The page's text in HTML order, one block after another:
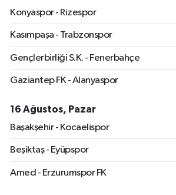
Konyaspor - Rizespor
Kasımpaşa - Trabzonspor
Gençlerbirliği S.K. - Fenerbahçe
Gaziantep FK - Alanyaspor
16 Ağustos, Pazar
Başakşehir - Kocaelispor
Beşiktaş - Eyüpspor
Amed - Erzurumspor FK